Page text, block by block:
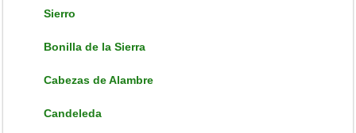
Sierro
Bonilla de la Sierra
Cabezas de Alambre
Candeleda